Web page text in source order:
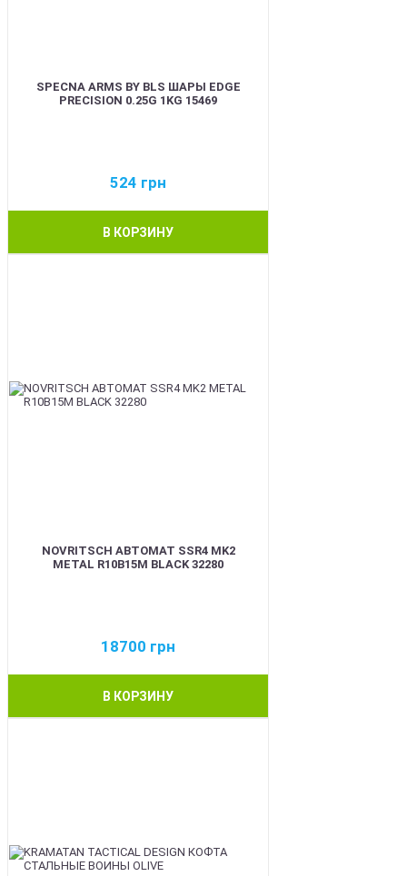
SPECNA ARMS BY BLS ШАРЫ EDGE
PRECISION 0.25G 1KG 15469
524 грн
В КОРЗИНУ
NOVRITSCH АВТОМАТ SSR4 MK2
METAL R10B15M BLACK 32280
18700 грн
В КОРЗИНУ